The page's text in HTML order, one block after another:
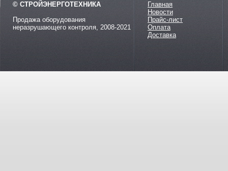
© СТРОЙЭНЕРГОТЕХНИКА
Продажа оборудования
неразрушающего контроля, 2008-2021
Главная
Новости
Прайс-лист
Оплата
Доставка